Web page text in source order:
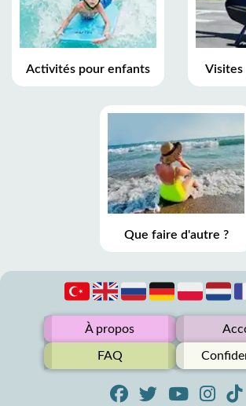
Activités pour enfants Visites
Que faire d'autre ?
À propos
FAQ